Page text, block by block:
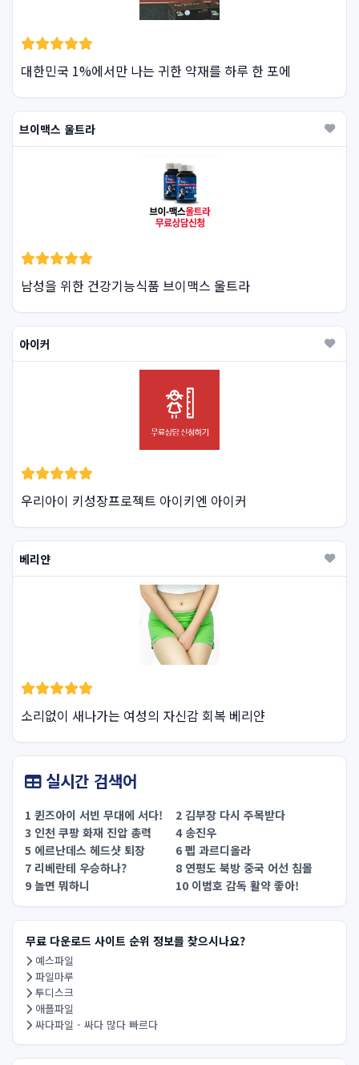
대한민국 1%에서만 나는 귀한 약재를 하루 한 포에
브이맥스 울트라
남성을 위한 건강기능식품 브이맥스 울트라
아이커
우리아이 키성장프로젝트 아이키엔 아이커
베리얀
소리없이 새나가는 여성의 자신감 회복 베리얀
실시간 검색어
1 퀸즈아이 서빈 무대에 서다!
2 김부장 다시 주목받다
3 인천 쿠팡 화재 진압 총력
4 송진우
5 에르난데스 헤드샷 퇴장
6 펩 과르디올라
7 리베란테 우승하나?
8 연평도 북방 중국 어선 침몰
9 놀면 뭐하니
10 이범호 감독 활약 좋아!
무료 다운로드 사이트 순위 정보를 찾으시나요?
예스파일
파일마루
투디스크
애플파일
싸다파일 - 싸다 많다 빠르다